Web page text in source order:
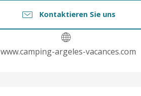
Kontaktieren Sie uns
www.camping-argeles-vacances.com